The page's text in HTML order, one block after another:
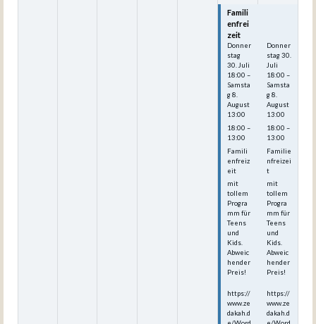
Famili
enfrei
zeit
Donner
stag
30. Juli
18:00 –
Samsta
g8.
August
13:00
18:00 –
13:00
Famili
enfreiz
eit
mit
tollem
Progra
mm für
Teens
und
Kids.
Abweic
hender
Preis!
https://
www.ze
dakah.d
Donner
stag30.
Juli
18:00 –
Samsta
g8.
August
13:00
18:00 –
13:00
Familie
nfreizei
t
mit
tollem
Progra
mm für
Teens
und
Kids.
Abweic
hender
Preis!
https://
www.ze
dakah.d